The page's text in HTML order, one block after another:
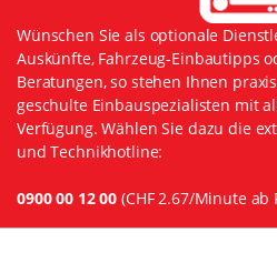
Wünschen Sie als optionale
Auskünfte, Fahrzeug-Einbautipps
Beratungen, so stehen Ihnen
geschulte Einbauspezialisten mit
Verfügung. Wählen Sie dazu die
und Technikhotline:
0900 00 12 00 (CHF 2.67/Minute ab